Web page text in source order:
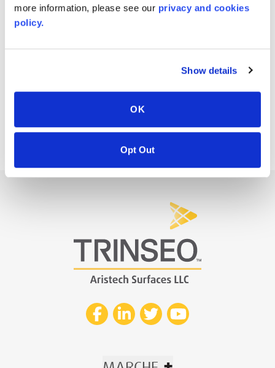
more information, please see our privacy and cookies
policy.
Show details
OK
Opt Out
quantità minime d'ordine applicabili, contattate il
vostro manager regionale.